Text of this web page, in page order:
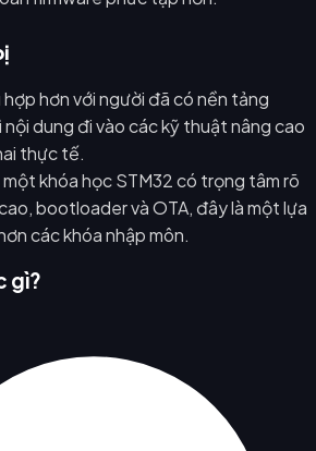
hơn với người đã có nền tảng
nội dung đi vào các kỹ thuật nâng cao
thực tế.
khóa học STM32 có trọng tâm rõ
bootloader và OTA, đây là một lựa
các khóa nhập môn.
gì?